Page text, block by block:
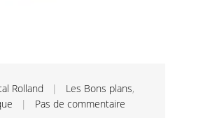
Rolland | Les Bons plans,
| Pas de commentaire